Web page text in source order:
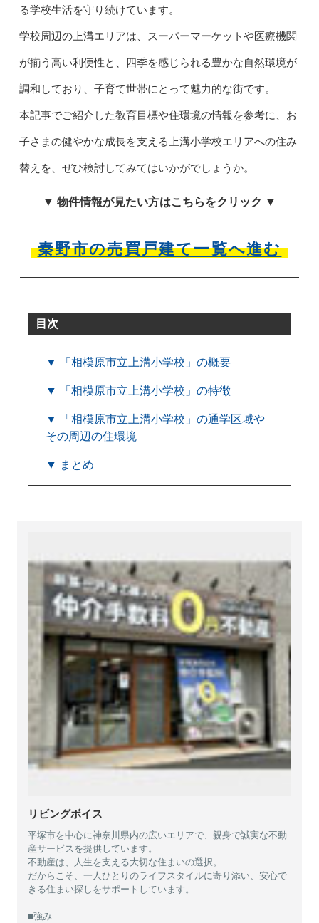
る学校生活を守り続けています。
学校周辺の上溝エリアは、スーパーマーケットや医療機関
が揃う高い利便性と、四季を感じられる豊かな自然環境が
調和しており、子育て世帯にとって魅力的な街です。
本記事でご紹介した教育目標や住環境の情報を参考に、お
子さまの健やかな成長を支える上溝小学校エリアへの住み
替えを、ぜひ検討してみてはいかがでしょうか。
▼ 物件情報が見たい方はこちらをクリック ▼
秦野市の売買戸建て一覧へ進む
目次
▼ 「相模原市立上溝小学校」の概要
▼ 「相模原市立上溝小学校」の特徴
▼ 「相模原市立上溝小学校」の通学区域や
その周辺の住環境
▼ まとめ
リビングボイス
平塚市を中心に神奈川県内の広いエリアで、親身で誠実な不動
産サービスを提供しています。
不動産は、人生を支える大切な住まいの選択。
だからこそ、一人ひとりのライフスタイルに寄り添い、安心で
きる住まい探しをサポートしています。
■強み